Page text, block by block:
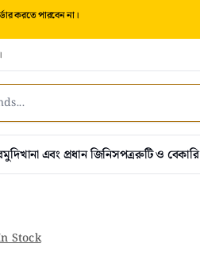
করতে পারবেন না।
মুদিখানা এবং প্রধান জিনিসপত্ররুটি ও বেকারি
Stock